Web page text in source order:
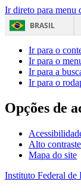
Ir direto para menu
BRASIL
Ir para o
Ir para o
Ir para a
Ir para o
Opções de
Alto contraste
Mapa do site
Instituto Federal de